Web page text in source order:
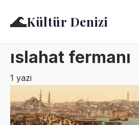
🌊Kültür Denizi
ıslahat fermanı
1 yazi